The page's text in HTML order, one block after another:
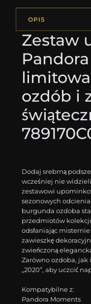
OPIS
Zestaw
ozdób i
Dodaj srebrną
wcześniej nie
zestawowi
sezonowych
burgunda ozdoba
przedmiotów
odsłaniając
zawieszkę
zwieńczoną
Zarówno ozdoba, jak
„2020”, aby uczcić
Kompatybilne z:
Pandora Moments